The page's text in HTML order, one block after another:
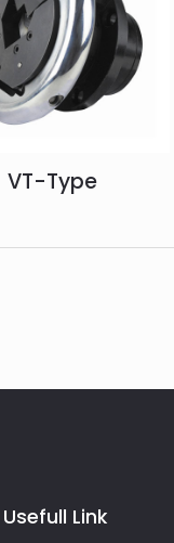
VT-Type
Usefull Link